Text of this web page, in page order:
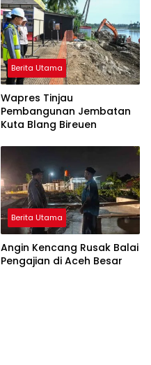
Berita Utama
Wapres Tinjau
Pembangunan Jembatan
Kuta Blang Bireuen
Berita Utama
Angin Kencang Rusak Balai
Pengajian di Aceh Besar